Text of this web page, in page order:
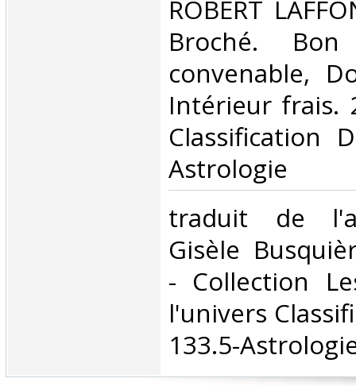
‎ROBERT
Broché.
convenable,
Intérieur frais.
Classification
Astrologie‎
‎traduit de
Gisèle
- Collection
l'univers
133.5-